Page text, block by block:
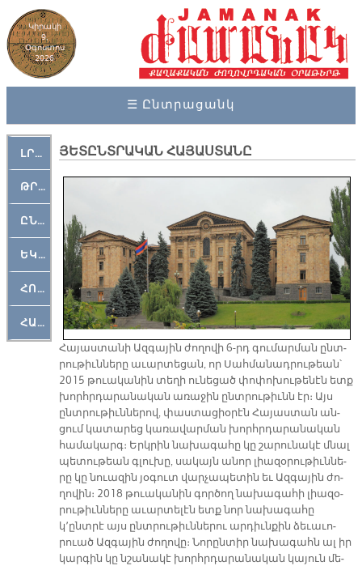
Կիրակի
9,
Օգոստոս
2026
☰ Ընտրացանկ
ԼՐԱՀՈՍ
ԹՐՔԱՀԱՅ ԿԵԱՆՔ
ԸՆԿԵՐԱՄՇԱԿՈՒԹԱՅԻՆ
ԵԿԵՂԵՑԱԿԱՆ
ՀՈԳԵՄՏԱՒՈՐ
ՀԱՐԹԱԿ
ՅԵՏԸՆՏՐԱԿԱՆ ՀԱՅԱՍՏԱՆԸ
Հա­յաս­տա­նի Ազ­գա­յին ժո­ղո­վի 6-րդ գու­մար­ման ընտ­
րու­թիւն­նե­րը ա­ւար­տե­ցան, որ Սահ­մա­նադ­րու­թեան՝
2015 թուա­կա­նին տե­ղի ու­նե­ցած փո­փո­խու­թե­նէն ետք
խորհր­դա­րա­նա­կան ա­ռա­ջին ընտ­րու­թիւնն էր։ Այս
ընտ­րու­թիւն­նե­րով, փաս­տա­ցիօ­րէն Հա­յաս­տան ան­
ցում կա­տա­րեց կա­ռա­վար­ման խորհր­դա­րա­նա­կան
հա­մա­կարգ։ Երկ­րին նա­խա­գա­հը կը շա­րու­նա­կէ մնալ
պե­տու­թեան գլու­խը, սա­կայն ա­նոր լիա­զօ­րու­թիւն­նե­
րը կը նուա­զին յօ­գուտ վար­չա­պե­տին եւ Ազ­գա­յին ժո­
ղո­վին։ 2018 թուա­կա­նին գոր­ծող նա­խա­գա­հի լիա­զօ­
րու­թիւն­նե­րը ա­ւար­տե­լէն ետք նոր նա­խա­գա­հը
կ՚ընտրէ այս ընտ­րու­թիւն­նե­րու ար­դիւն­քին ձե­ւա­ւո­
րուած Ազ­գա­յին ժո­ղո­վը։ Նո­րըն­տիր նա­խա­գահն ալ իր
կար­գին կը նշա­նա­կէ խորհր­դա­րա­նա­կան կա­յուն մե­